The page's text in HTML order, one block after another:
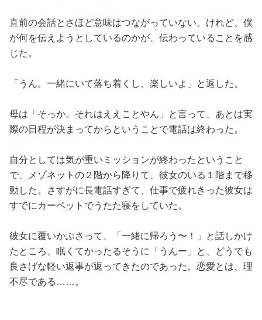
直前の会話とさほど意味はつながっていない。けれど、僕
が何を伝えようとしているのかが、伝わっていることを感
じた。
「うん。一緒にいて落ち着くし、楽しいよ」と返した。
母は「そっか。それはええことやん」と言って、あとは実
際の日程が決まってからということで電話は終わった。
自分としては気が重いミッションが終わったということ
で、メゾネットの２階から降りて、彼女のいる１階まで移
動した。さすがに長電話すぎて、仕事で疲れきった彼女は
すでにカーペットでうたた寝をしていた。
彼女に覆いかぶさって、「一緒に帰ろう〜！」と話しかけ
たところ、眠くてかったるそうに「うんー」と、どうでも
良さげな軽い返事が返ってきたのであった。恋愛とは、理
不尽である……。